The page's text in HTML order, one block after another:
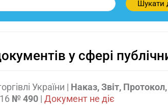
Шукати
у сфері
України | Наказ, Звіт,
№ 490 | Документ не діє